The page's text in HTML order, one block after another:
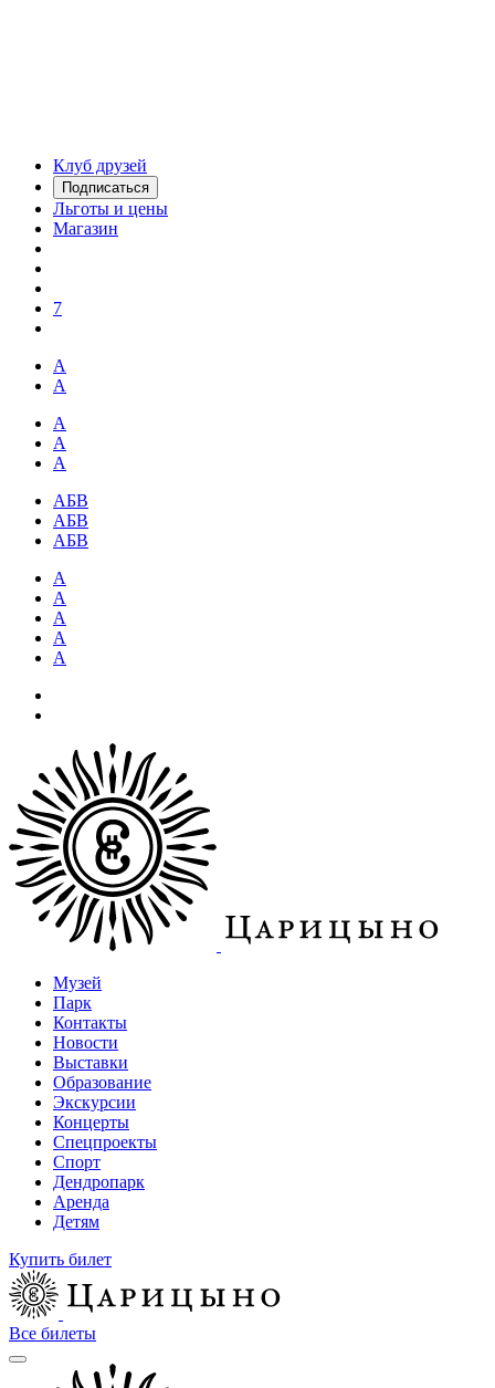
Клуб друзей
Подписаться
Льготы и цены
Магазин
7
А
А
А
А
А
АБВ
АБВ
АБВ
А
А
А
А
А
Музей
Парк
Контакты
Новости
Выставки
Образование
Экскурсии
Концерты
Спецпроекты
Спорт
Дендропарк
Аренда
Детям
Купить билет
Все билеты